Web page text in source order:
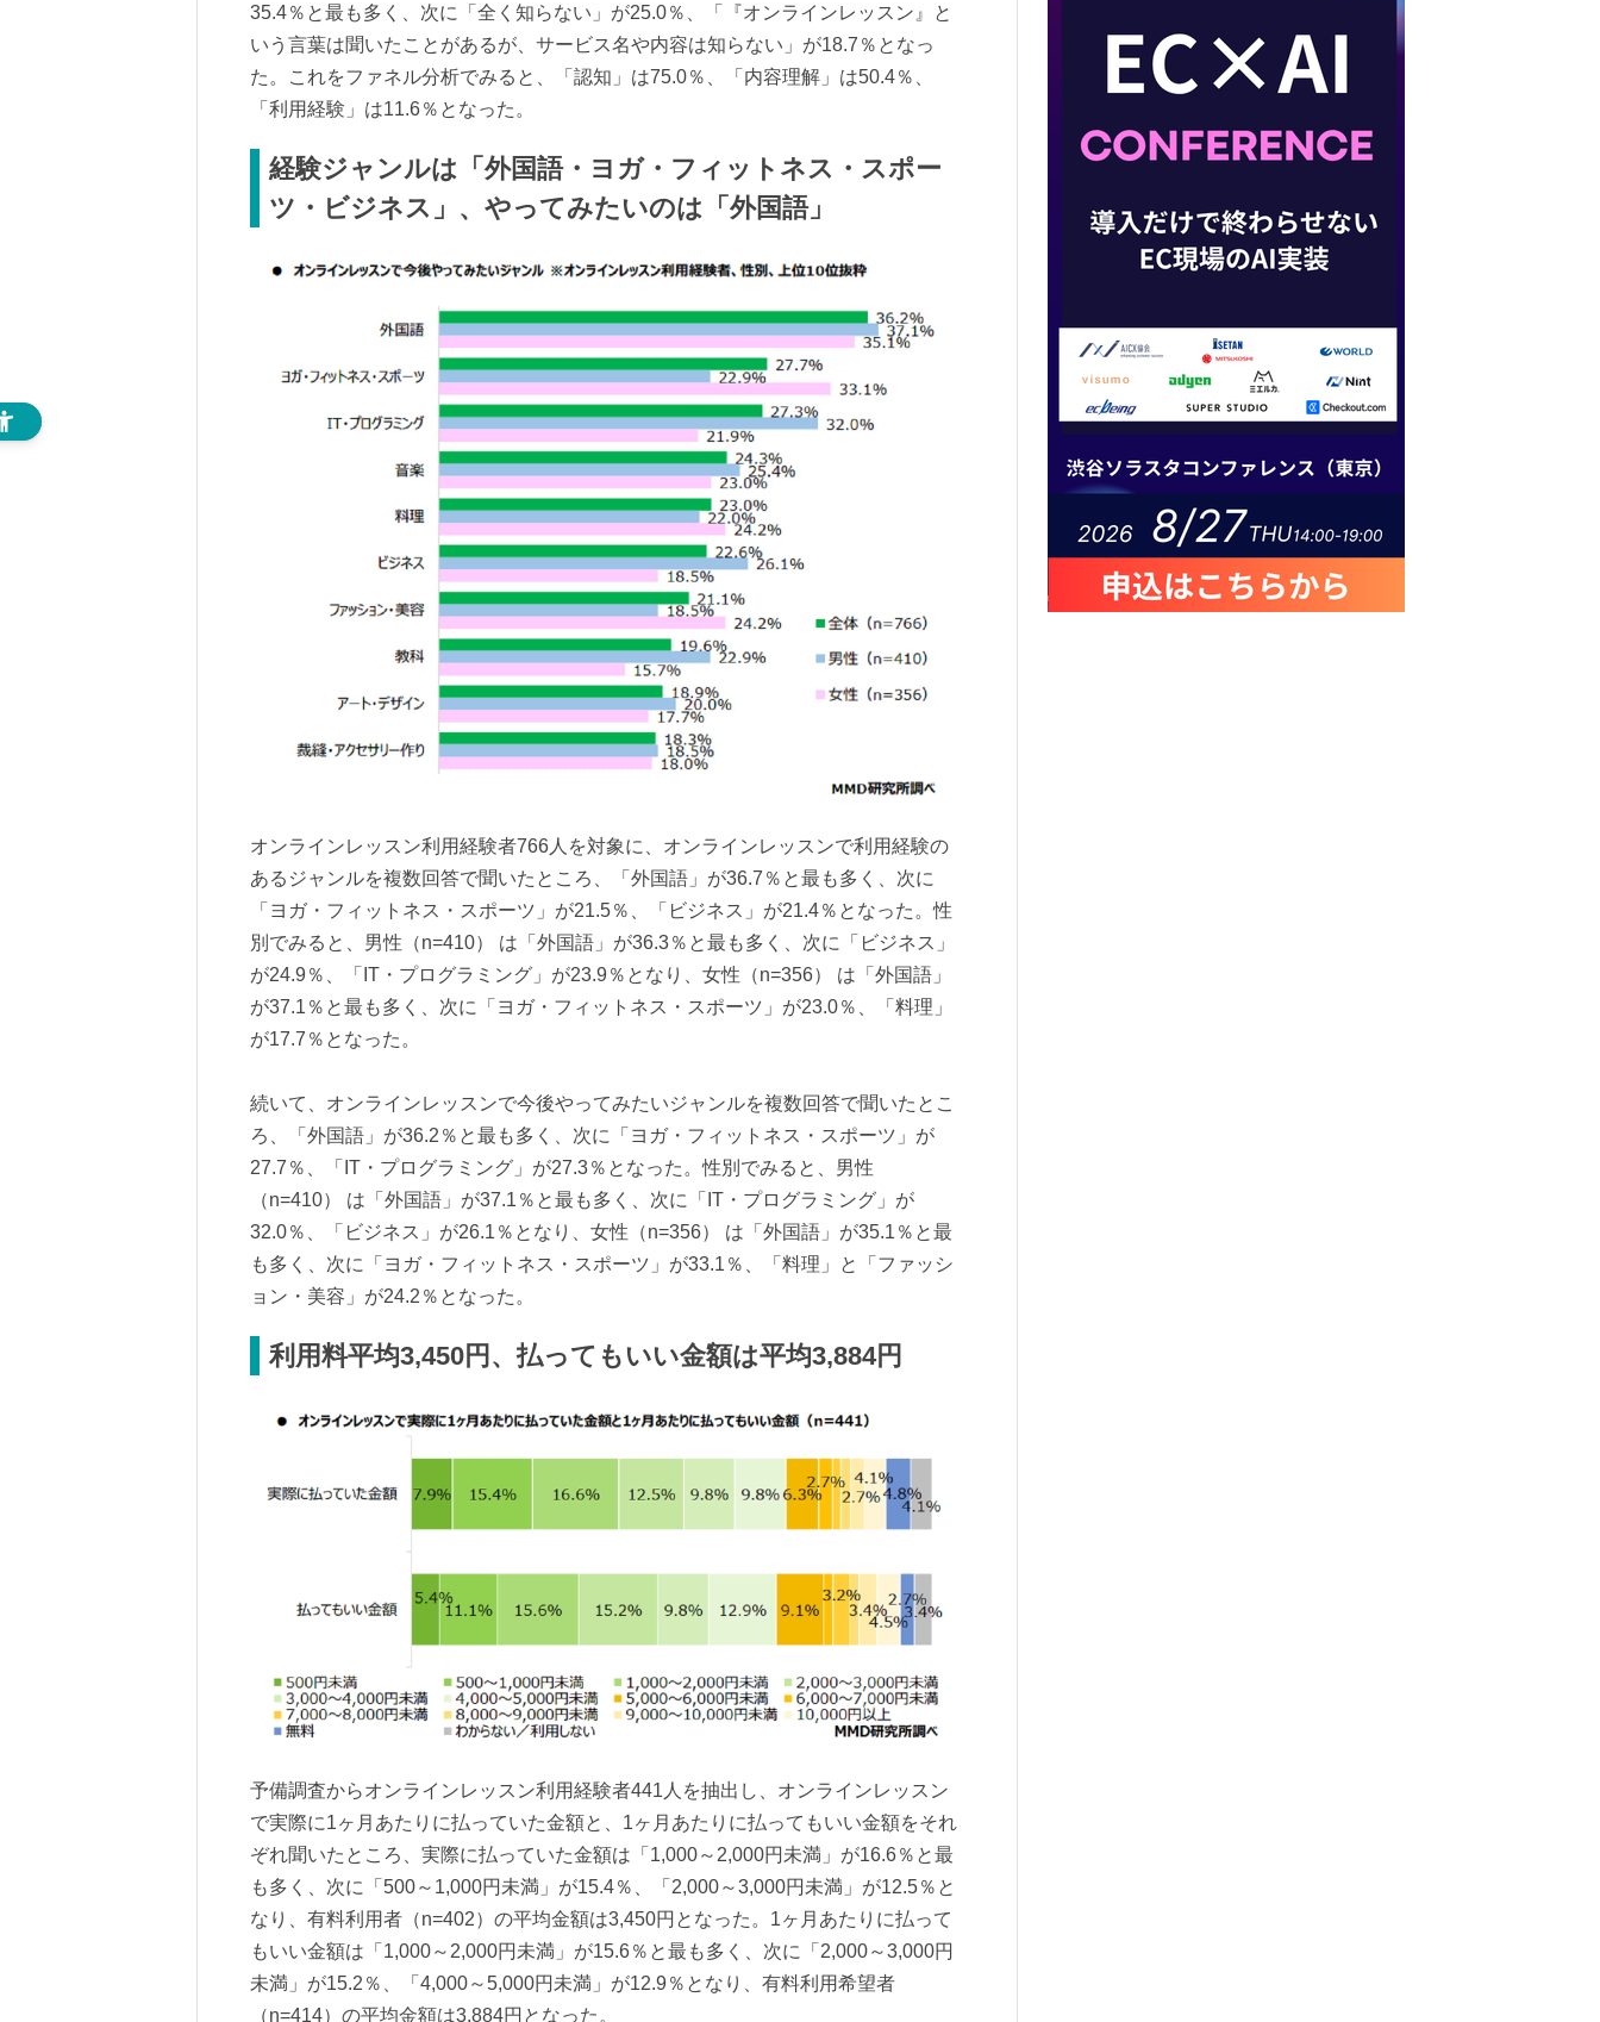
35.4％と最も多く、次に「全く知らない」が25.0％、「『オンラインレッスン』と
いう言葉は聞いたことがあるが、サービス名や内容は知らない」が18.7％となっ
た。これをファネル分析でみると、「認知」は75.0％、「内容理解」は50.4％、
「利用経験」は11.6％となった。
経験ジャンルは「外国語・ヨガ・フィットネス・スポー
ツ・ビジネス」、やってみたいのは「外国語」
オンラインレッスン利用経験者766人を対象に、オンラインレッスンで利用経験の
あるジャンルを複数回答で聞いたところ、「外国語」が36.7％と最も多く、次に
「ヨガ・フィットネス・スポーツ」が21.5％、「ビジネス」が21.4％となった。性
別でみると、男性（n=410） は「外国語」が36.3％と最も多く、次に「ビジネス」
が24.9％、「IT・プログラミング」が23.9％となり、女性（n=356） は「外国語」
が37.1％と最も多く、次に「ヨガ・フィットネス・スポーツ」が23.0％、「料理」
が17.7％となった。
続いて、オンラインレッスンで今後やってみたいジャンルを複数回答で聞いたとこ
ろ、「外国語」が36.2％と最も多く、次に「ヨガ・フィットネス・スポーツ」が
27.7％、「IT・プログラミング」が27.3％となった。性別でみると、男性
（n=410） は「外国語」が37.1％と最も多く、次に「IT・プログラミング」が
32.0％、「ビジネス」が26.1％となり、女性（n=356） は「外国語」が35.1％と最
も多く、次に「ヨガ・フィットネス・スポーツ」が33.1％、「料理」と「ファッシ
ョン・美容」が24.2％となった。
利用料平均3,450円、払ってもいい金額は平均3,884円
予備調査からオンラインレッスン利用経験者441人を抽出し、オンラインレッスン
で実際に1ヶ月あたりに払っていた金額と、1ヶ月あたりに払ってもいい金額をそれ
ぞれ聞いたところ、実際に払っていた金額は「1,000～2,000円未満」が16.6％と最
も多く、次に「500～1,000円未満」が15.4％、「2,000～3,000円未満」が12.5％と
なり、有料利用者（n=402）の平均金額は3,450円となった。1ヶ月あたりに払って
もいい金額は「1,000～2,000円未満」が15.6％と最も多く、次に「2,000～3,000円
未満」が15.2％、「4,000～5,000円未満」が12.9％となり、有料利用希望者
（n=414）の平均金額は3,884円となった。